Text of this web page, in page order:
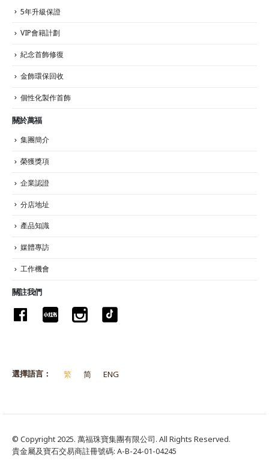
5年升級保證
VIP會籍計劃
紀念首飾修復
金飾環保回收
個性化製作首飾
關於萬福
集團簡介
榮獲獎項
企業認證
分店地址
產品知識
媒體專訪
工作機會
關註我們
選擇語言： 繁 简 ENG
© Copyright 2025. 萬福珠寶集團有限公司. All Rights Reserved.
貴金屬及寶石交易商註冊號碼: A-B-24-01-04245